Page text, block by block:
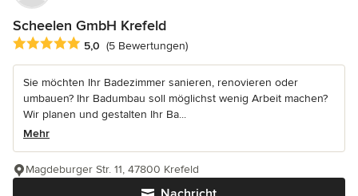
Scheelen GmbH Krefeld
Durchschnittliche Bewertung: 5 von 5 Sternen
5,0 (5 Bewertungen)
Sie möchten Ihr Badezimmer sanieren, renovieren oder
umbauen? Ihr Badumbau soll möglichst wenig Arbeit machen?
Wir planen und gestalten Ihr Ba...
Mehr
Magdeburger Str. 11, 47800 Krefeld